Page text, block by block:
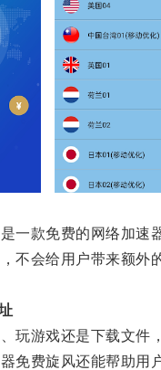
款免费的网络加速器
会给用户带来额外的
游戏还是下载文件，
费旋风还能帮助用户